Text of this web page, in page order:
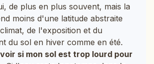
de plus en plus souvent, mais la
moins d'une latitude abstraite
de l'exposition et du
du sol en hiver comme en été.
si mon sol est trop lourd pour